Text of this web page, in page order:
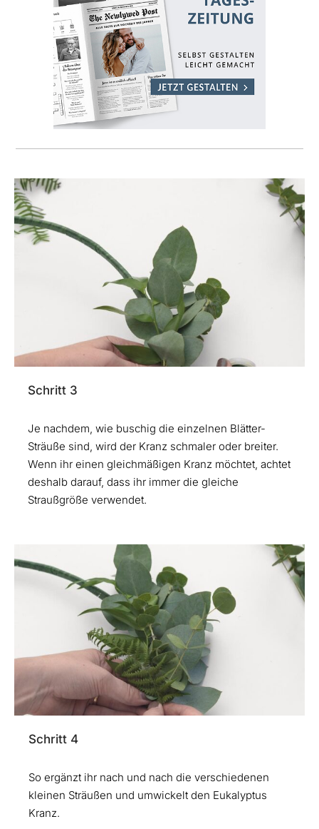
Schritt 3
Je nachdem, wie buschig die einzelnen Blätter-
Sträuße sind, wird der Kranz schmaler oder breiter.
Wenn ihr einen gleichmäßigen Kranz möchtet, achtet
deshalb darauf, dass ihr immer die gleiche
Straußgröße verwendet.
Schritt 4
So ergänzt ihr nach und nach die verschiedenen
kleinen Sträußen und umwickelt den Eukalyptus
Kranz.